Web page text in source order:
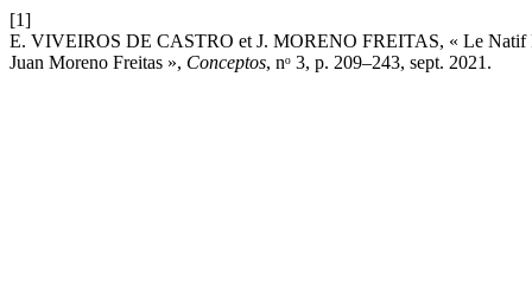
[1]
E. VIVEIROS DE CASTRO et J. MORENO FREITAS, « Le Natif
Juan Moreno Freitas », Conceptos, nᵒ 3, p. 209–243, sept. 2021.